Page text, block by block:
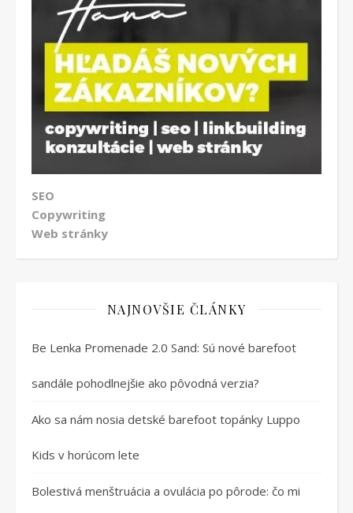
SEO
Copywriting
Web stránky
NAJNOVŠIE ČLÁNKY
Be Lenka Promenade 2.0 Sand: Sú nové barefoot
sandále pohodlnejšie ako pôvodná verzia?
Ako sa nám nosia detské barefoot topánky Luppo
Kids v horúcom lete
Bolestivá menštruácia a ovulácia po pôrode: čo mi